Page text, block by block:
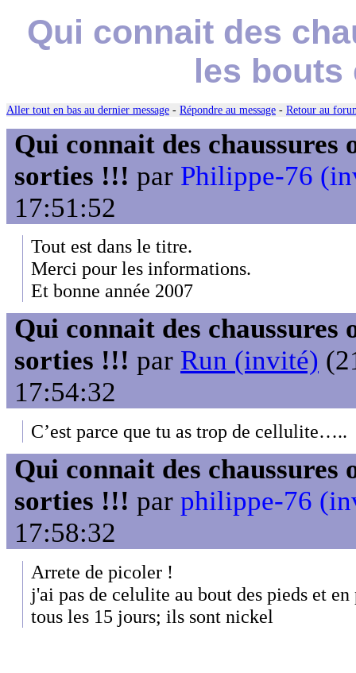
Qui connait des
les bouts
Aller tout en bas au dernier message - Répondre au message - Retour au
Qui connait des chaussures
sorties !!! par Philippe-76
17:51:52
Tout est dans le titre.
Merci pour les informations.
Et bonne année 2007
Qui connait des chaussures
sorties !!! par Run (invité)
17:54:32
C’est parce que tu as trop de cellulite…..
Qui connait des chaussures
sorties !!! par philippe-76
17:58:32
Arrete de picoler !
j'ai pas de celulite au bout des pieds et
tous les 15 jours; ils sont nickel